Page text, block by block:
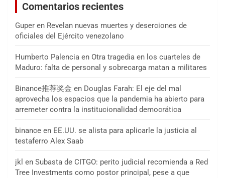
Comentarios recientes
Guper en Revelan nuevas muertes y deserciones de
oficiales del Ejército venezolano
Humberto Palencia en Otra tragedia en los cuarteles de
Maduro: falta de personal y sobrecarga matan a militares
Binance推荐奖金 en Douglas Farah: El eje del mal
aprovecha los espacios que la pandemia ha abierto para
arremeter contra la institucionalidad democrática
binance en EE.UU. se alista para aplicarle la justicia al
testaferro Alex Saab
jkl en Subasta de CITGO: perito judicial recomienda a Red
Tree Investments como postor principal, pese a que